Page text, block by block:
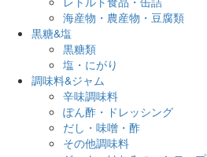
海産物・農産物・豆腐類
黒糖&塩
黒糖類
塩・にがり
調味料&ジャム
辛味調味料
ぽん酢・ドレッシング
だし・味噌・酢
その他調味料